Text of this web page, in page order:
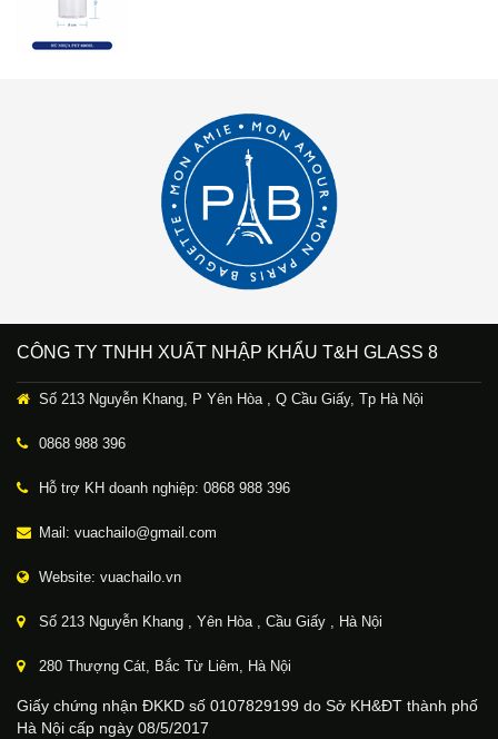
CÔNG TY TNHH XUẤT NHẬP KHẨU T&H GLASS 8
Số 213 Nguyễn Khang, P Yên Hòa , Q Cầu Giấy, Tp Hà Nội
0868 988 396
Hỗ trợ KH doanh nghiệp: 0868 988 396
Mail: vuachailo@gmail.com
Website: vuachailo.vn
Số 213 Nguyễn Khang , Yên Hòa , Cầu Giấy , Hà Nội
280 Thượng Cát, Bắc Từ Liêm, Hà Nội
Giấy chứng nhận ĐKKD số 0107829199 do Sở KH&ĐT thành phố
Hà Nội cấp ngày 08/5/2017